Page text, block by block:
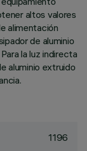
altos valores
alimentación
de aluminio
la luz indirecta
aluminio extruido
1196